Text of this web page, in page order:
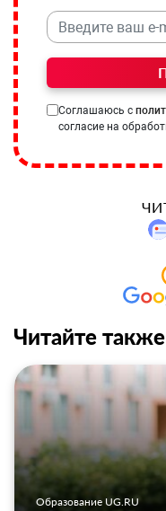
Соглашаюсь с
согласие на
Читайте также
Образование UG.RU